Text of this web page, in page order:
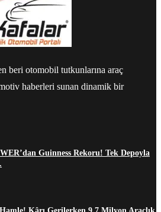
beri otomobil tutkunlarına araç
haberleri sunan dinamik bir
Guinness Rekoru! Tek Depoyla